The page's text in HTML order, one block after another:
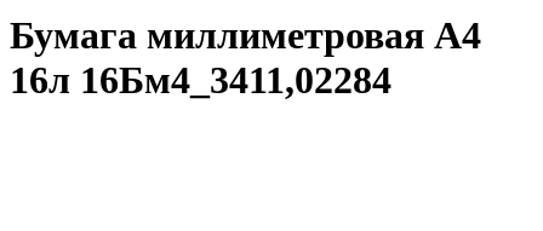
Бумага миллиметровая А4
16л 16Бм4_3411,02284